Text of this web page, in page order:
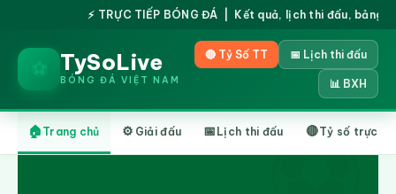
⚡ TRỰC TIẾP BÓNG ĐÁ | Kết quả, lịch thi đấu, bảng
⚽ TySoLive
BÓNG ĐÁ VIỆT NAM
🔴 Tỷ Số TT 📅 Lịch thi đấu
📊 BXH
🏠 Trang chủ ⚙️ Giải đấu 📅 Lịch thi đấu 🔴Tỷ số trực
da
partida:
Cuiabá
10/08/2026
00:31